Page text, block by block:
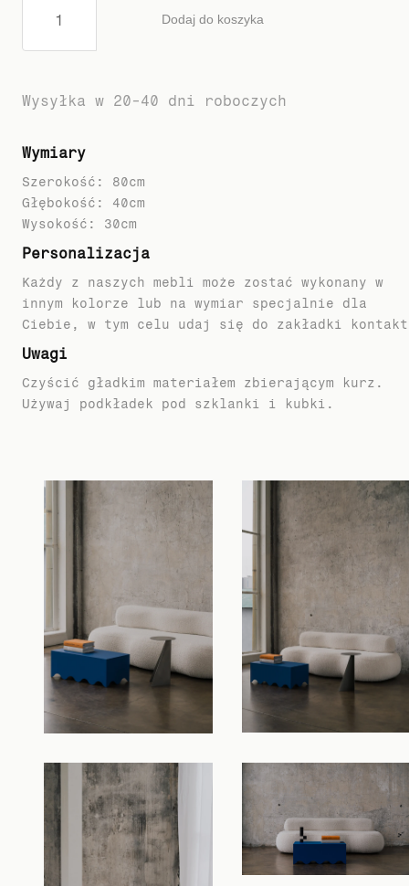
Dodaj do koszyka
Wysyłka w 20-40 dni roboczych
Wymiary
Szerokość: 80cm
Głębokość: 40cm
Personalizacja
Każdy z naszych mebli może zostać wykonany w
innym kolorze lub na wymiar specjalnie dla
Ciebie, w tym celu udaj się do zakładki
Uwagi
Czyścić gładkim materiałem zbierającym kurz.
Używaj podkładek pod szklanki i kubki.